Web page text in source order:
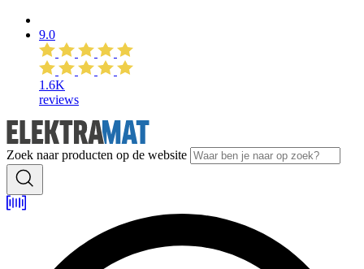
9.0
1.6K
reviews
Zoek naar producten op de website